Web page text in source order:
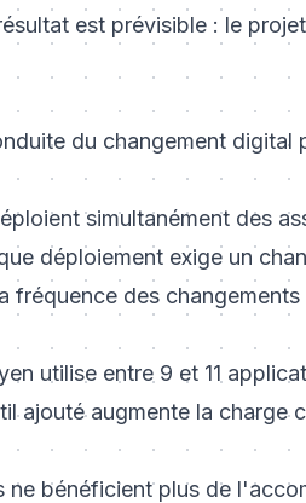
est prévisible : le
du changement digital
simultanément des
déploiement exige un
fréquence des
utilise entre 9 et 11
ajouté augmente la charge
ne bénéficient plus de